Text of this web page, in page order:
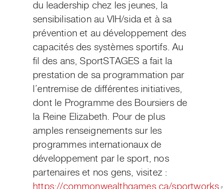
du leadership chez les jeunes, la
sensibilisation au VIH/sida et à sa
prévention et au développement des
capacités des systèmes sportifs. Au
fil des ans, SportSTAGES a fait la
prestation de sa programmation par
l’entremise de différentes initiatives,
dont le Programme des Boursiers de
la Reine Elizabeth. Pour de plus
amples renseignements sur les
programmes internationaux de
développement par le sport, nos
partenaires et nos gens, visitez :
https://commonwealthgames.ca/sportworks